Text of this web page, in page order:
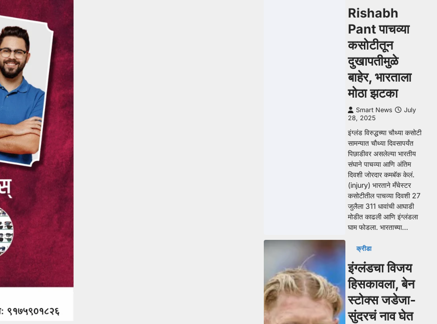
Rishabh
Pant पाचव्या
कसोटीतून
दुखापतीमुळे
बाहेर, भारताला
मोठा झटका
Smart News
July
28, 2025
इंग्लंड विरुद्धच्या चौथ्या कसोटी
सामन्यात चौथ्या दिवसापर्यंत
पिछाडीवर असलेल्या भारतीय
संघाने पाचव्या आणि अंतिम
दिवशी जोरदार कमबॅक केलं.
(injury) भारताने मँचेस्टर
कसोटीतील पाचव्या दिवशी 27
जुलैला 311 धावांची आघाडी
मोडीत काढली आणि इंग्लंडला
घाम फोडला. भारताच्या…
क्रीडा
इंग्लंडचा विजय
हिसकावला, बेन
स्टोक्स जडेजा-
सुंदरचं नाव घेत